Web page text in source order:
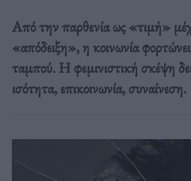
Από την παρθενία ως «τιμή»
«απόδειξη», η κοινωνία
ταμπού. Η φεμινιστική σκέψη
ισότητα, επικοινωνία, συναίνεση.